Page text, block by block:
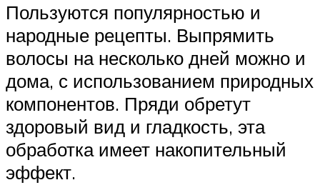
Пользуются популярностью и
народные рецепты. Выпрямить
волосы на несколько дней можно и
дома, с использованием природных
компонентов. Пряди обретут
здоровый вид и гладкость, эта
обработка имеет накопительный
эффект.